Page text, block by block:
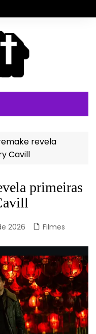
revela
Cavill
primeiras
2026 Filmes